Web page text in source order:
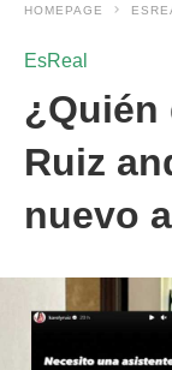
HOMEPAGE
EsReal
¿Quién
Ruiz
nuevo